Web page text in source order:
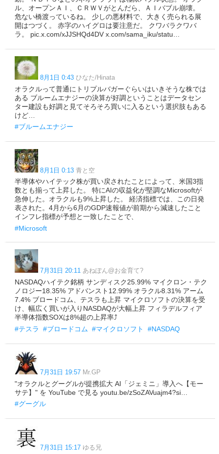
ル、オープンＡＩ、ＣＲＷＶがとんだら、ＡＩバブル崩壊。
危ない橋渡っているね。 少しの悪材料で、大きく売られる展
開はつづく。 赤字のハイグロは要注意だ。 クワバラクワバ
ラ。 pic.x.com/xJJSHQd4DV x.com/sama_iku/statu…
8月1日 0:43 ひなた/Hinata
オラクルって普通にトリプルバガーぐらいはいきそうな株では
ある ブルームエナジーの決算が好調ということはデータセン
ター建設も好調と見てそろそろ買いに入るという選択肢もある
けど…
#ブルームエナジー
8月1日 0:13 青と空
半導体やハイテック株が買い戻されたことによって、米国3指
数とも揃って上昇した。 特にAIの収益化が堅調なMicrosoftが
急伸した。オラクルも9%上昇した。 経済指標では、この日発
表された。4月から6月のGDP速報値が前期から減速したこと
インフレ指標が予想と一致したことで、
#Microsoft
7月31日 20:11 あねぽん@お金育て?
NASDAQハイテク銘柄 サンディスク25.99% マイクロン・テク
ノロジー18.35% アドバンスト12.99% オラクル8.31% アーム
7.4% ブロードコム、テスラも上昇 マイクロソフトの決算を受
け、幅広く買いが入りNASDAQが大幅上昇 フィラデルフィア
半導体指数SOXは8%超の上昇率⤴️
#テスラ
#ブロードコム #マイクロソフト #NASDAQ
7月31日 19:57 Mr.GP
"オラクルとグーグルが提携拡大 AI「ジェミニ」導入へ【モー
サテ】" を YouTube で見る youtu.be/zSoZAVuajm4?si…
#グーグル
7月31日 15:17 ゆる兄